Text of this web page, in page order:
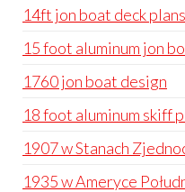
14ft jon boat deck plans
15 foot aluminum jon
1760 jon boat design
18 foot aluminum skiff
1907 w Stanach
1935 w Ameryce